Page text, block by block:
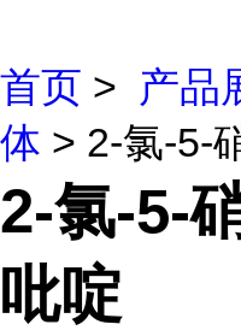
首页 > 产品
体 > 2-氯-5-
2-氯-5-
吡啶